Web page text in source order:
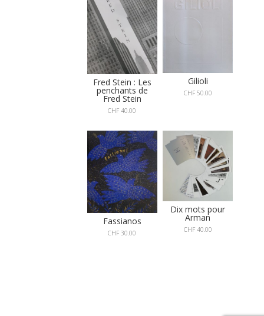
Fred Stein : Les
penchants de
Fred Stein
CHF 40.00
Gilioli
CHF50.00
Fassianos
CHF 30.00
Dix mots pour
Arman
CHF40.00